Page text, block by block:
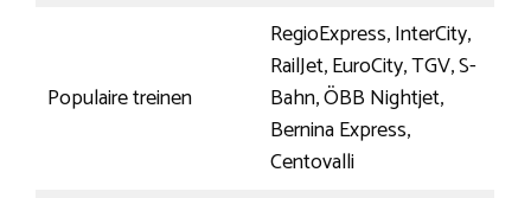
Populaire treinen
RegioExpress, InterCity,
RailJet, EuroCity, TGV, S-
Bahn, ÖBB Nightjet,
Bernina Express,
Centovalli